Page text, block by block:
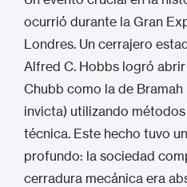
ocurrió durante la Gran
Londres. Un cerrajero
Alfred C. Hobbs logró
Chubb como la de
invicta) utilizando
técnica. Este hecho tuvo
profundo: la sociedad
cerradura mecánica era